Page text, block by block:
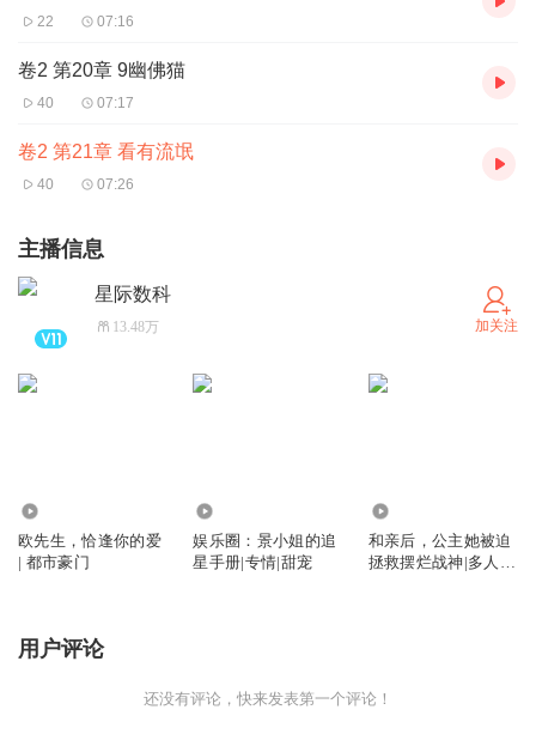
22 07:16
卷2 第20章 9幽佛猫
40 07:17
卷2 第21章 看有流氓
40 07:26
主播信息
星际数科
13.48万 加关注
欧先生，恰逢你的爱
| 都市豪门
娱乐圈：景小姐的追
星手册|专情|甜宠
和亲后，公主她被迫
拯救摆烂战神|多人精
用户评论
还没有评论，快来发表第一个评论！